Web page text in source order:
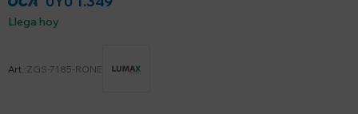
Llega hoy
ZGS-7185-RONE